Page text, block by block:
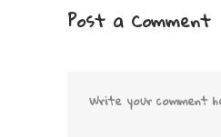
Post a Comment